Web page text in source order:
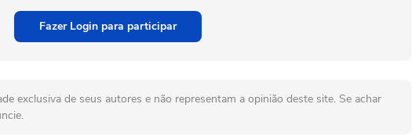
Fazer Login para participar
exclusiva de seus autores e não representam a opinião deste site. Se achar